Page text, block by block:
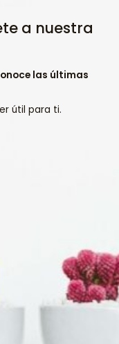
a nuestra
las últimas
útil para ti.